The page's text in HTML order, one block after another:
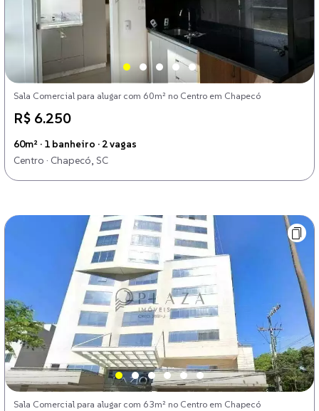
Sala Comercial para alugar com 60m² no Centro em Chapecó
R$ 6.250
60m² · 1 banheiro · 2 vagas
Centro · Chapecó, SC
Sala Comercial para alugar com 63m² no Centro em Chapecó